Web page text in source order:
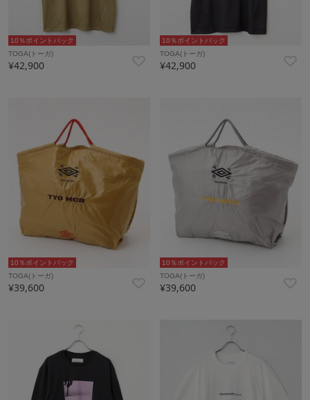
10％ポイントバック
TOGA(トーガ)
¥42,900
10％ポイントバック
TOGA(トーガ)
¥42,900
10％ポイントバック
TOGA(トーガ)
¥39,600
10％ポイントバック
TOGA(トーガ)
¥39,600